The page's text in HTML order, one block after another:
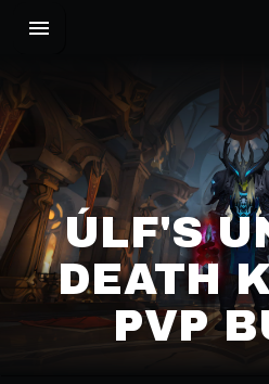
ÚLF'S
DEATH
PVP